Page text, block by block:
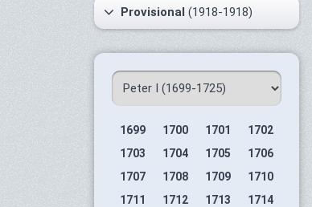
Provisional (1918-1918)
1699 1700 1701
1702
1703
1704 1705
1706
1707
1708 1709
1710
1711
1712 1713
1714